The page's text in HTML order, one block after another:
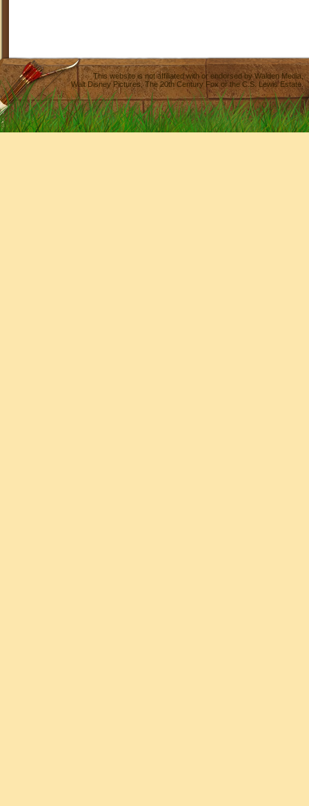
This website is not affiliated with or endorsed byWalden Media
Walt Disney Pictures,The 20th Century Fox or the C.S. Lewis Estate.